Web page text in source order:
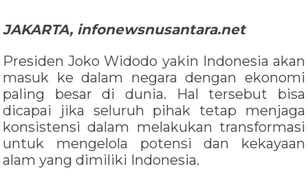
JAKARTA, infonewsnusantara.net
Presiden Joko Widodo yakin Indonesia akan
masuk ke dalam negara dengan ekonomi
paling besar di dunia. Hal tersebut bisa
dicapai jika seluruh pihak tetap menjaga
konsistensi dalam melakukan transformasi
untuk mengelola potensi dan kekayaan
alam yang dimiliki Indonesia.